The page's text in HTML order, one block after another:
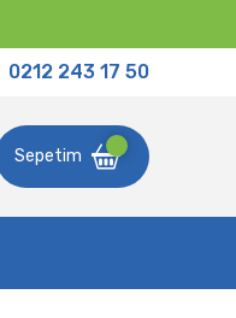
0212 243 17 50
Sepetim